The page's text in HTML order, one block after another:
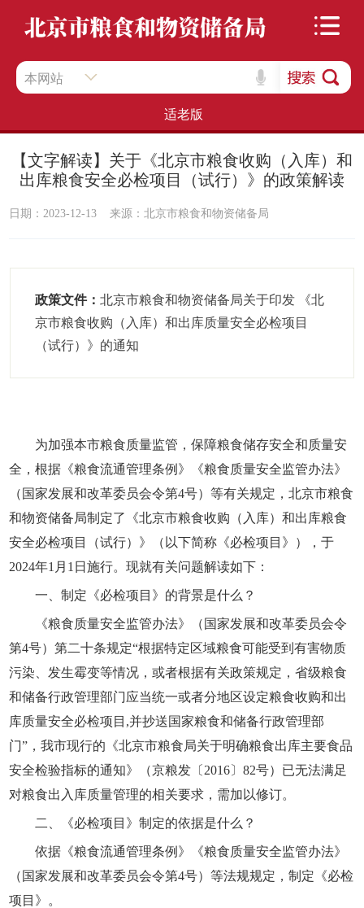
本网站
适老版
【文字解读】关于《北京市粮食收购（入库）和
出库粮食安全必检项目（试行）》的政策解读
日期：2023-12-13 来源：北京市粮食和物资储备局
政策文件：北京市粮食和物资储备局关于印发 《北
京市粮食收购（入库）和出库质量安全必检项目
（试行）》的通知
为加强本市粮食质量监管，保障粮食储存安全和质量安
全，根据《粮食流通管理条例》《粮食质量安全监管办法》
（国家发展和改革委员会令第4号）等有关规定，北京市粮食
和物资储备局制定了《北京市粮食收购（入库）和出库粮食
安全必检项目（试行）》（以下简称《必检项目》），于
2024年1月1日施行。现就有关问题解读如下：
一、制定《必检项目》的背景是什么？
《粮食质量安全监管办法》（国家发展和改革委员会令
第4号）第二十条规定“根据特定区域粮食可能受到有害物质
污染、发生霉变等情况，或者根据有关政策规定，省级粮食
和储备行政管理部门应当统一或者分地区设定粮食收购和出
库质量安全必检项目,并抄送国家粮食和储备行政管理部
门”，我市现行的《北京市粮食局关于明确粮食出库主要食品
安全检验指标的通知》（京粮发〔2016〕82号）已无法满足
对粮食出入库质量管理的相关要求，需加以修订。
二、《必检项目》制定的依据是什么？
依据《粮食流通管理条例》《粮食质量安全监管办法》
（国家发展和改革委员会令第4号）等法规规定，制定《必检
项目》。